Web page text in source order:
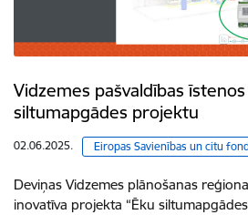
Vidzemes pašvaldības
siltumapgādes projektu
02.06.2025. Eiropas Savienības un citu
Deviņas Vidzemes plānošanas
inovatīva projekta “Ēku